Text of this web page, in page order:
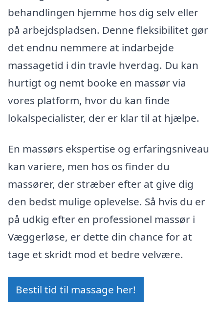
behandlingen hjemme hos dig selv eller
på arbejdspladsen. Denne fleksibilitet gør
det endnu nemmere at indarbejde
massagetid i din travle hverdag. Du kan
hurtigt og nemt booke en massør via
vores platform, hvor du kan finde
lokalspecialister, der er klar til at hjælpe.
En massørs ekspertise og erfaringsniveau
kan variere, men hos os finder du
massører, der stræber efter at give dig
den bedst mulige oplevelse. Så hvis du er
på udkig efter en professionel massør i
Væggerløse, er dette din chance for at
tage et skridt mod et bedre velvære.
Bestil tid til massage her!